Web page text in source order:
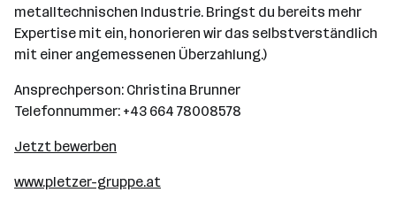
metalltechnischen Industrie. Bringst du bereits mehr
Expertise mit ein, honorieren wir das selbstverständlich
mit einer angemessenen Überzahlung.)
Ansprechperson: Christina Brunner
Telefonnummer: +43 664 78008578
Jetzt bewerben
www.pletzer-gruppe.at